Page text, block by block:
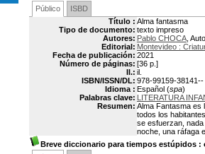
Público
ISBD
Título : Alma fantasma
Tipo de documento: texto impreso
Autores: Pablo CHOCA ,
Editorial: Montevideo :
Fecha de publicación: 2021
Número de páginas: [36 p.]
Il.: il.
ISBN/ISSN/DL: 978-99159-38141--
Idioma : Español (spa)
Palabras clave: LITERATURA
Resumen: Alma Fantasma es
todos los
se esfuerzan,
noche, una ráfaga
Breve diccionario para tiempos estúpidos :